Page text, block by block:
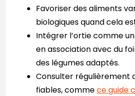
Favoriser des aliments
biologiques quand cela
Intégrer l’ortie comme
en association avec du
des légumes adaptés.
Consulter régulièrement
fiables, commece guide